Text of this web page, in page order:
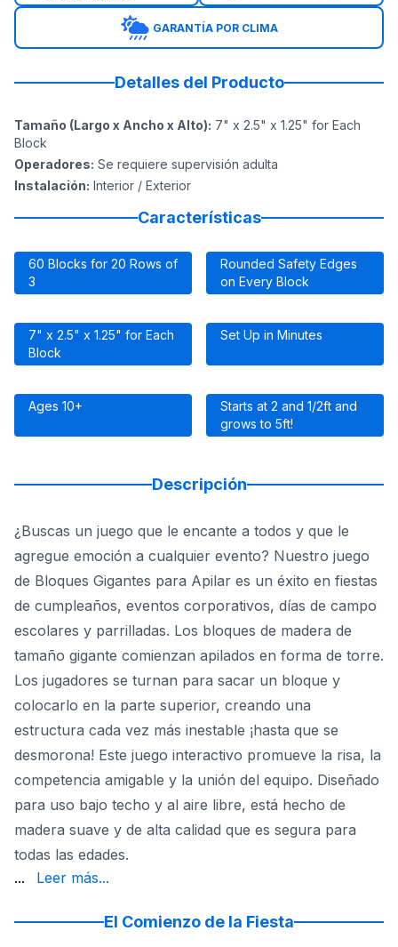
GARANTÍA POR CLIMA
Detalles del Producto
Tamaño (Largo x Ancho x Alto): 7" x 2.5" x 1.25" for Each
Block
Operadores: Se requiere supervisión adulta
Instalación: Interior / Exterior
Características
60 Blocks for 20 Rows of
3
Rounded Safety Edges
on Every Block
7" x 2.5" x 1.25" for Each
Block
Set Up in Minutes
Ages 10+
Starts at 2 and 1/2ft and
grows to 5ft!
Descripción
¿Buscas un juego que le encante a todos y que le
agregue emoción a cualquier evento? Nuestro juego
de Bloques Gigantes para Apilar es un éxito en fiestas
de cumpleaños, eventos corporativos, días de campo
escolares y parrilladas. Los bloques de madera de
tamaño gigante comienzan apilados en forma de torre.
Los jugadores se turnan para sacar un bloque y
colocarlo en la parte superior, creando una
estructura cada vez más inestable ¡hasta que se
desmorona! Este juego interactivo promueve la risa, la
competencia amigable y la unión del equipo. Diseñado
para uso bajo techo y al aire libre, está hecho de
madera suave y de alta calidad que es segura para
todas las edades.
te garantiza horas de diversión.
... Leer más...
El Comienzo de la Fiesta